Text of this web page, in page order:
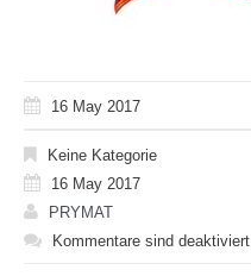
16 May 2017
Keine Kategorie
16 May 2017
PRYMAT
Kommentare sind deaktiviert